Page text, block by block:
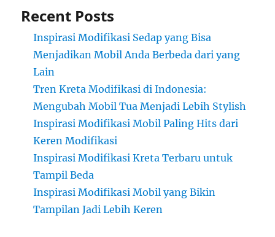
Recent Posts
Inspirasi Modifikasi Sedap yang Bisa
Menjadikan Mobil Anda Berbeda dari yang
Lain
Tren Kreta Modifikasi di Indonesia:
Mengubah Mobil Tua Menjadi Lebih Stylish
Inspirasi Modifikasi Mobil Paling Hits dari
Keren Modifikasi
Inspirasi Modifikasi Kreta Terbaru untuk
Tampil Beda
Inspirasi Modifikasi Mobil yang Bikin
Tampilan Jadi Lebih Keren